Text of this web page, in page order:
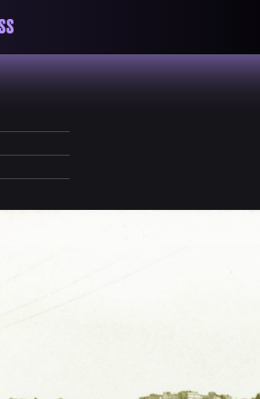
is a transclusive, collective
is comprised of a triad of spaces: a